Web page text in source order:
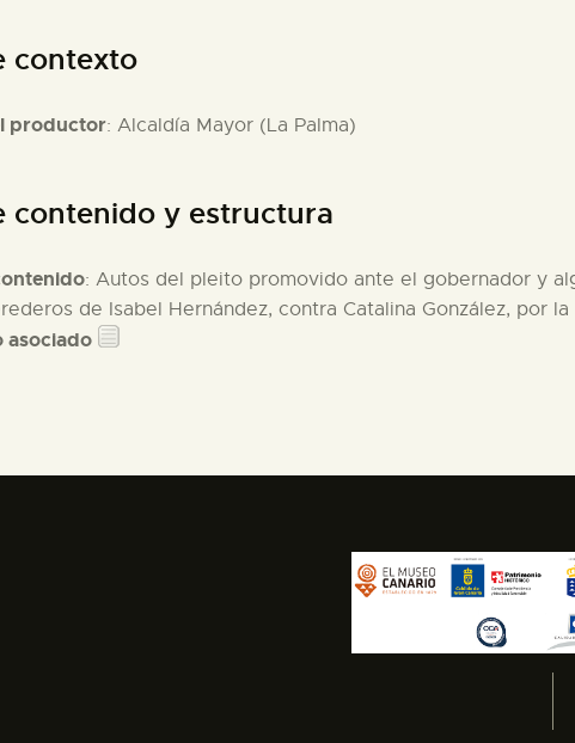
contexto
productor: Alcaldía Mayor (La Palma)
contenido y estructura
: Autos del pleito promovido ante el gobernador y
de Isabel Hernández, contra Catalina González, por
asociado